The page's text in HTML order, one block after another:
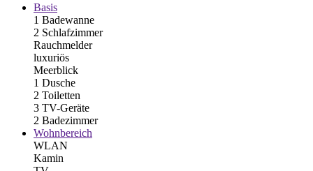
Basis
1 Badewanne
2 Schlafzimmer
Rauchmelder
luxuriös
Meerblick
1 Dusche
2 Toiletten
3 TV-Geräte
2 Badezimmer
Wohnbereich
WLAN
Kamin